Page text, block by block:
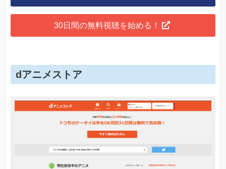
30日間の無料視聴を始める！
dアニメストア